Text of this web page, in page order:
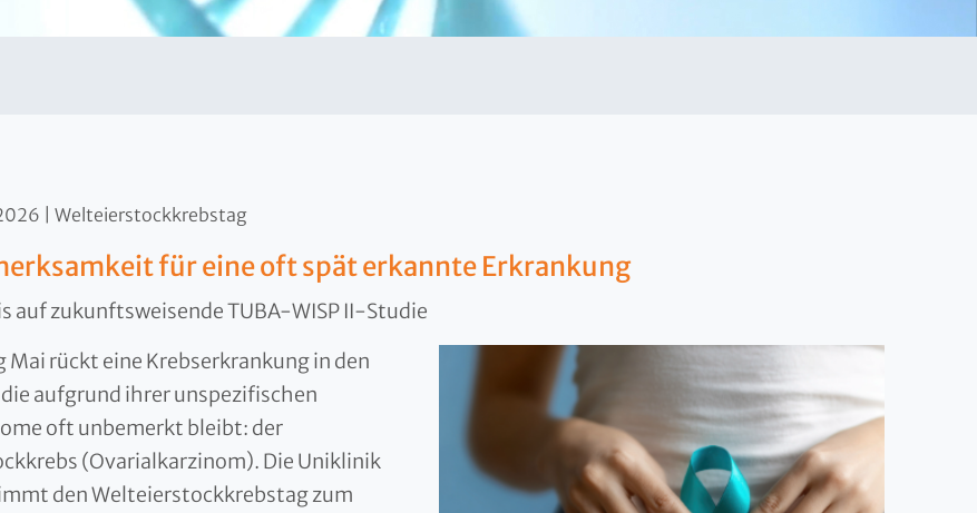
Welteierstockkrebstag
für eine oft spät erkannte Erkrankung
auf zukunftsweisende TUBA-WISP II-Studie
Mai rückt eine Krebserkrankung in den
die aufgrund ihrer unspezifischen
oft unbemerkt bleibt: der
(Ovarialkarzinom). Die Uniklinik
den Welteierstockkrebstag zum